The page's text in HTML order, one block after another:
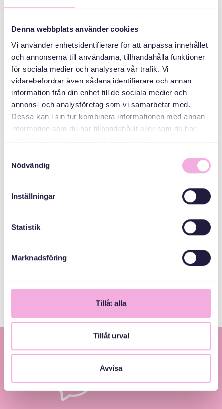
Denna webbplats använder cookies
Vi använder enhetsidentifierare för att anpassa innehållet
och annonserna till användarna, tillhandahålla funktioner
för sociala medier och analysera vår trafik. Vi
vidarebefordrar även sådana identifierare och annan
information från din enhet till de sociala medier och
annons- och analysföretag som vi samarbetar med.
Dessa kan i sin tur kombinera informationen med annan
information som du har tillhandahållit eller som de har
Nödvändig
Inställningar
Statistik
Marknadsföring
Tillåt alla
Tillåt urval
Avvisa
الأمور
منظم